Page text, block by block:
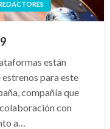
están
para este
compañía que
colaboración con
a…